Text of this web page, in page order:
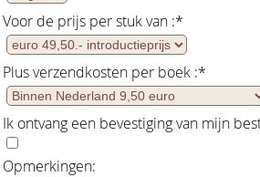
Voor de prijs per stuk van :*
Plus verzendkosten per boek :*
Ik ontvang een bevestiging van mijn
Opmerkingen: